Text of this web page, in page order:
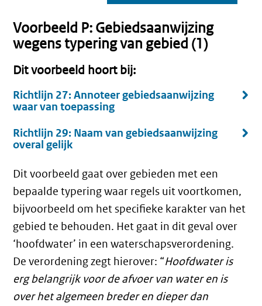
Voorbeeld P: Gebiedsaanwijzing
wegens typering van gebied (1)
Dit voorbeeld hoort bij:
Richtlijn 27: Annoteer gebiedsaanwijzing
waar van toepassing
Richtlijn 29: Naam van gebiedsaanwijzing
overal gelijk
Dit voorbeeld gaat over gebieden met een
bepaalde typering waar regels uit voortkomen,
bijvoorbeeld om het specifieke karakter van het
gebied te behouden. Het gaat in dit geval over
‘hoofdwater’ in een waterschapsverordening.
De verordening zegt hierover: “Hoofdwater is
erg belangrijk voor de afvoer van water en is
over het algemeen breder en dieper dan